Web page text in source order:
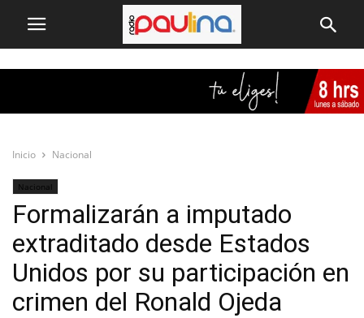
Inicio Nacional
Nacional
Formalizarán a imputado
extraditado desde Estados
Unidos por su participación en
crimen del Ronald Ojeda